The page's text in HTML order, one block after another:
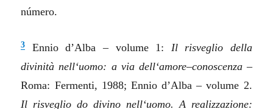
número.
3 Ennio d’Alba – volume 1: Il risveglio della
divinità nell‘uomo: a via dell‘amore–conoscenza–
Roma: Fermenti, 1988; Ennio d’Alba – volume 2.
Il risveglio do divino nell‘uomo. A realizzazione: